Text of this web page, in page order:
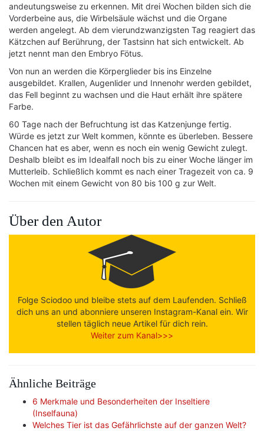
andeutungsweise zu erkennen. Mit drei Wochen bilden sich die
Vorderbeine aus, die Wirbelsäule wächst und die Organe
werden angelegt. Ab dem vierundzwanzigsten Tag reagiert das
Kätzchen auf Berührung, der Tastsinn hat sich entwickelt. Ab
jetzt nennt man den Embryo Fötus.
Von nun an werden die Körperglieder bis ins Einzelne
ausgebildet. Krallen, Augenlider und Innenohr werden gebildet,
das Fell beginnt zu wachsen und die Haut erhält ihre spätere
Farbe.
60 Tage nach der Befruchtung ist das Katzenjunge fertig.
Würde es jetzt zur Welt kommen, könnte es überleben. Bessere
Chancen hat es aber, wenn es noch ein wenig Gewicht zulegt.
Deshalb bleibt es im Idealfall noch bis zu einer Woche länger im
Mutterleib. Schließlich kommt es nach einer Tragezeit von ca. 9
Wochen mit einem Gewicht von 80 bis 100 g zur Welt.
Über den Autor
Folge Sciodoo und bleibe stets auf dem Laufenden. Schließ
dich uns an und abonniere unseren Instagram-Kanal ein. Wir
stellen täglich neue Artikel für dich rein.
Weiter zum Kanal>>>
Ähnliche Beiträge
6 Merkmale und Besonderheiten der Inseltiere
(Inselfauna)
Welches Tier ist das Gefährlichste auf der ganzen Welt?